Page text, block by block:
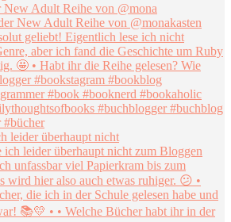
New Adult Reihe von @mona
leider überhaupt nicht